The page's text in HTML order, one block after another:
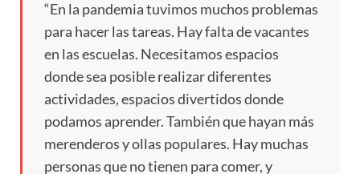
“En la pandemia tuvimos muchos problemas
para hacer las tareas. Hay falta de vacantes
en las escuelas. Necesitamos espacios
donde sea posible realizar diferentes
actividades, espacios divertidos donde
podamos aprender. También que hayan más
merenderos y ollas populares. Hay muchas
personas que no tienen para comer, y